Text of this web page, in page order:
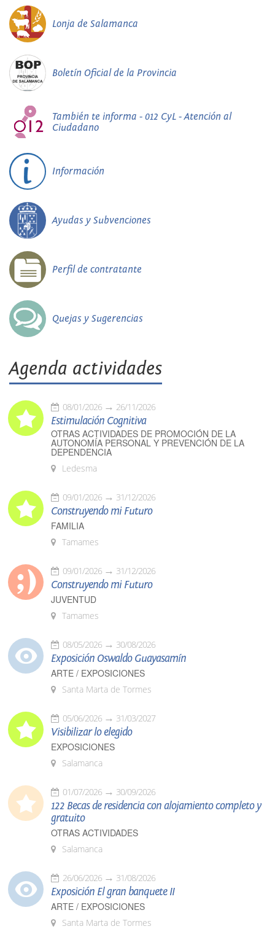
Lonja de Salamanca
Boletín Oficial de la Provincia
También te informa - 012 CyL - Atención al
Ciudadano
Información
Ayudas y Subvenciones
Perfil de contratante
Quejas y Sugerencias
Agenda actividades
08/01/2026 26/11/2026
Estimulación Cognitiva
OTRAS ACTIVIDADES DE PROMOCIÓN DE LA
AUTONOMÍA PERSONAL Y PREVENCIÓN DE LA
DEPENDENCIA
Ledesma
09/01/2026 31/12/2026
Construyendo mi Futuro
FAMILIA
Tamames
09/01/2026 31/12/2026
Construyendo mi Futuro
JUVENTUD
Tamames
08/05/2026 30/08/2026
Exposición Oswaldo Guayasamín
ARTE / EXPOSICIONES
Santa Marta de Tormes
05/06/2026 31/03/2027
Visibilizar lo elegido
EXPOSICIONES
Salamanca
01/07/2026 30/09/2026
122 Becas de residencia con alojamiento completo y
gratuito
OTRAS ACTIVIDADES
Salamanca
26/06/2026 31/08/2026
Exposición El gran banquete II
ARTE / EXPOSICIONES
Santa Marta de Tormes